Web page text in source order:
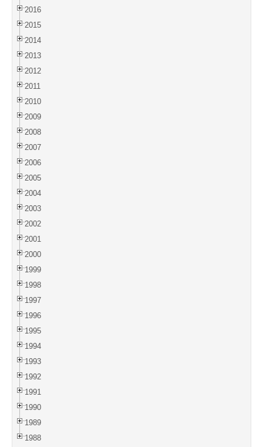
2016
2015
2014
2013
2012
2011
2010
2009
2008
2007
2006
2005
2004
2003
2002
2001
2000
1999
1998
1997
1996
1995
1994
1993
1992
1991
1990
1989
1988